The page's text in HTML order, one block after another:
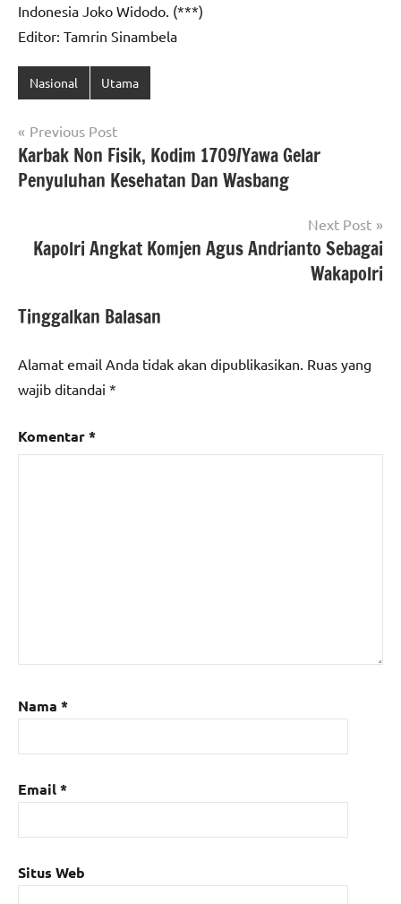
Indonesia Joko Widodo. (***)
Editor: Tamrin Sinambela
Nasional Utama
Navigasi
pos
Previous Post
Karbak Non Fisik, Kodim 1709/Yawa Gelar
Penyuluhan Kesehatan Dan Wasbang
Next Post
Kapolri Angkat Komjen Agus Andrianto Sebagai
Wakapolri
Tinggalkan Balasan
Alamat email Anda tidak akan dipublikasikan. Ruas yang
wajib ditandai *
Komentar*
Nama *
Email*
Situs Web